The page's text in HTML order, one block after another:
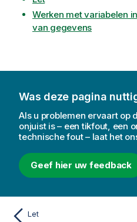
Werken met variabelen
van gegevens
Was deze pagina
Als u problemen ervaart op
onjuist is – een tikfout, een
technische fout – laat het
Geef hier uw feedback
Let